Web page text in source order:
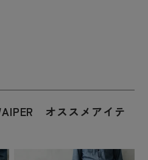
オススメアイテ